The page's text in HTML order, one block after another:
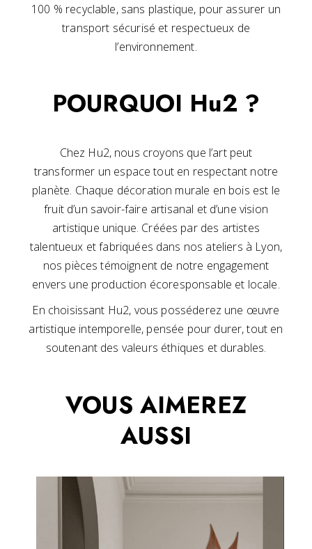
100 % recyclable, sans plastique, pour assurer un
transport sécurisé et respectueux de
l’environnement.
POURQUOI Hu2 ?
Chez Hu2, nous croyons que l’art peut
transformer un espace tout en respectant notre
planète. Chaque décoration murale en bois est le
fruit d’un savoir-faire artisanal et d’une vision
artistique unique. Créées par des artistes
talentueux et fabriquées dans nos ateliers à Lyon,
nos pièces témoignent de notre engagement
envers une production écoresponsable et locale.
En choisissant Hu2, vous posséderez une œuvre
artistique intemporelle, pensée pour durer, tout en
soutenant des valeurs éthiques et durables.
VOUS AIMEREZ
AUSSI